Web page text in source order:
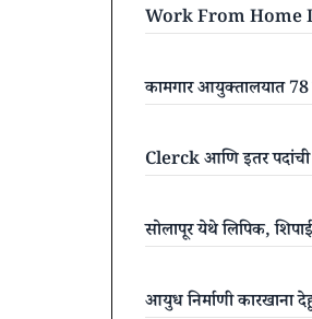
Work From Home
कामगार आयुक्तालयात 78
Clerck आणि इतर
सोलापूर येथे लिपिक,
आयुध निर्माणी कारखाना